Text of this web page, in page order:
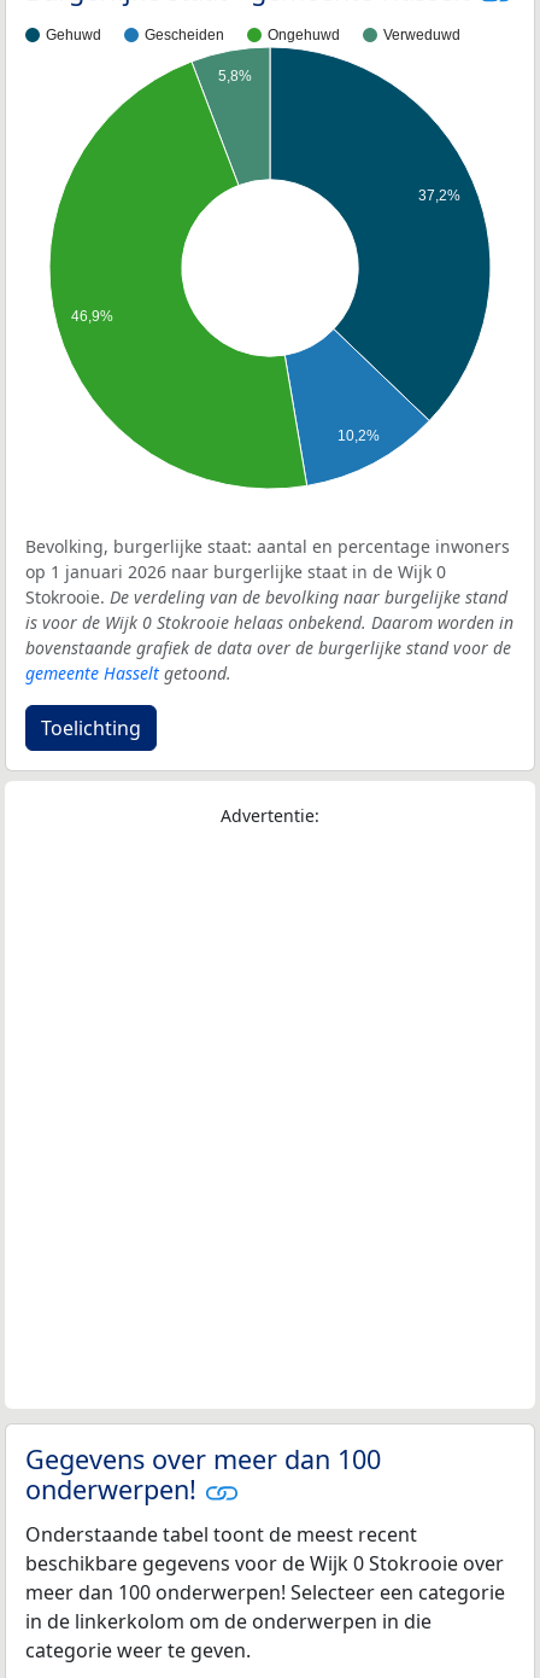
Gehuwd Gescheiden Ongehuwd Verweduwd
37,2%
10,2%
5,8%
46,9%
Bevolking, burgerlijke staat: aantal en percentage inwoners
op 1 januari 2026 naar burgerlijke staat in de Wijk 0
Stokrooie. De verdeling van de bevolking naar burgelijke stand
is voor de Wijk 0 Stokrooie helaas onbekend. Daarom worden in
bovenstaande grafiek de data over de burgerlijke stand voor de
gemeente Hasselt getoond.
Toelichting
Advertentie:
Gegevens over meer dan 100
onderwerpen!
Onderstaande tabel toont de meest recent
beschikbare gegevens voor de Wijk 0 Stokrooie over
meer dan 100 onderwerpen! Selecteer een categorie
in de linkerkolom om de onderwerpen in die
categorie weer te geven.